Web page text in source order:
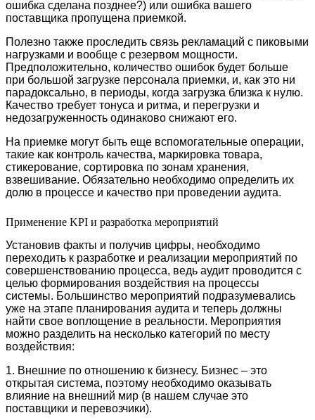
ошибка сделана позднее?) или ошибка вашего
поставщика пропущена приемкой.
Полезно также проследить связь рекламаций с пиковыми
нагрузками и вообще с резервом мощности.
Предположительно, количество ошибок будет больше
при большой загрузке персонала приемки, и, как это ни
парадоксально, в периоды, когда загрузка близка к нулю.
Качество требует тонуса и ритма, и перегрузки и
недозагруженность одинаково снижают его.
На приемке могут быть еще вспомогательные операции,
такие как контроль качества, маркировка товара,
стикерование, сортировка по зонам хранения,
взвешивание. Обязательно необходимо определить их
долю в процессе и качество при проведении аудита.
Применение KPI и разработка мероприятий
Установив факты и получив цифры, необходимо
переходить к разработке и реализации мероприятий по
совершенствованию процесса, ведь аудит проводится с
целью формирования воздействия на процессы
системы. Большинство мероприятий подразумевались
уже на этапе планирования аудита и теперь должны
найти свое воплощение в реальности. Мероприятия
можно разделить на несколько категорий по месту
воздействия:
1. Внешние по отношению к бизнесу. Бизнес – это
открытая система, поэтому необходимо оказывать
влияние на внешний мир (в нашем случае это
поставщики и перевозчики).